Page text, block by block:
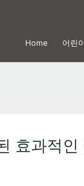
Home 어린
효과적인